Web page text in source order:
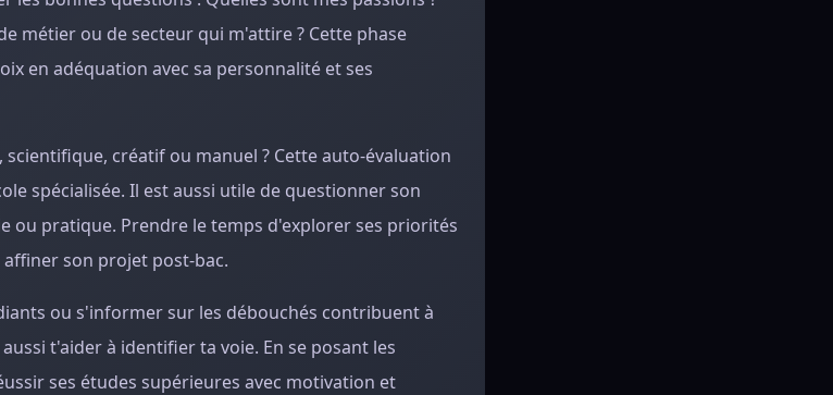
métier ou de secteur qui m'attire ? Cette phase
en adéquation avec sa personnalité et ses
créatif ou manuel ? Cette auto-évaluation
spécialisée. Il est aussi utile de questionner son
ou pratique. Prendre le temps d'explorer ses priorités
son projet post-bac.
ou s'informer sur les débouchés contribuent à
t'aider à identifier ta voie. En se posant les
ses études supérieures avec motivation et